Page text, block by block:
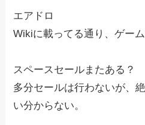
エアドロ
Wikiに載ってる通り、ゲー
スペースセールまたある？
多分セールは行わないが、
い分からない。